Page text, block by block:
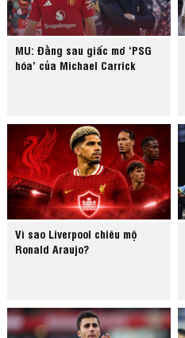
MU: Đằng sau giấc mơ ‘PSG
hóa’ của Michael Carrick
Vì sao Liverpool chiêu mộ
Ronald Araujo?